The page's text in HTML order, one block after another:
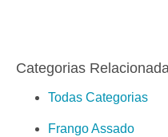
Categorias
Todas Categorias
Frango Assado